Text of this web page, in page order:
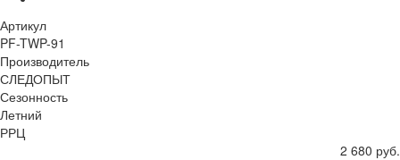
Артикул
PF-TWP-91
Производитель
СЛЕДОПЫТ
Сезонность
Летний
РРЦ
2 680 руб.